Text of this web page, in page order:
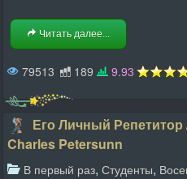
Читать далее...
79513 189 9.93
Его Личный Репетитор
Charles Petersunn
В первый раз, Студенты,